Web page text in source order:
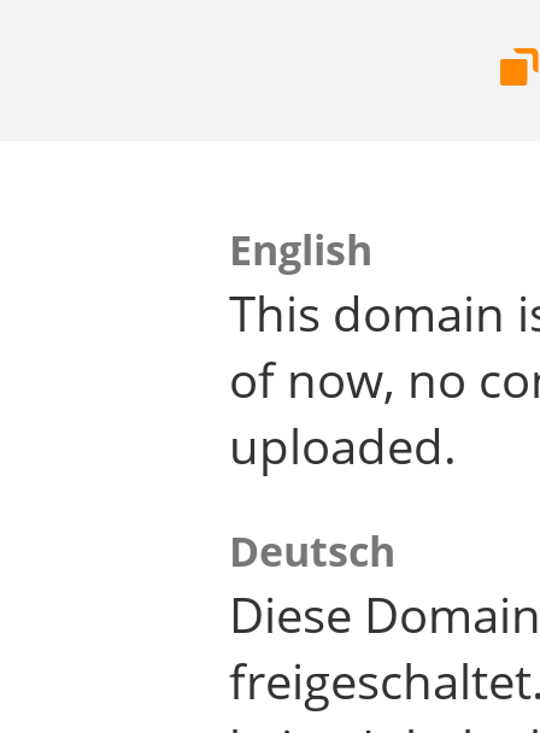
English
This domain
of now, no
uploaded.
Deutsch
Diese